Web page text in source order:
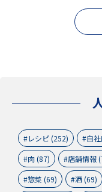
レシピ (252) 自
肉 (87)
店舗情報
惣菜 (69)
酒 (69)